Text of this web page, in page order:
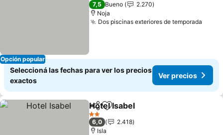
Opción popular
7,5 Bueno
2.270
Noja
Dos piscinas exteriores de temporada
Seleccioná las fechas para ver los precios
exactos
Ver precios
CompartirAñadir a favoritos
Hotel Isabel
2 Estrellas
6,0
2.418
Isla